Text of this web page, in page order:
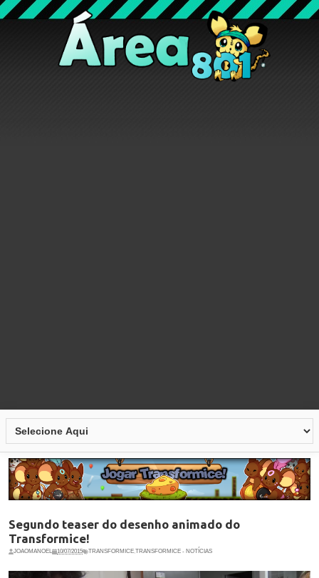
Segundo teaser do desenho animado do
Transformice!
JOAOMANOEL 10/07/2015 TRANSFORMICE,TRANSFORMICE - NOTÍCIAS